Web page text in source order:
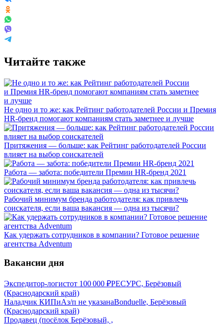
Читайте также
Не одно и то же: как Рейтинг работодателей России и Премия
HR-бренд помогают компаниям стать заметнее и лучше
Притяжения — больше: как Рейтинг работодателей России
влияет на выбор соискателей
Работа — забота: победители Премии HR-бренд 2021
Рабочий минимум бренда работодателя: как привлечь
соискателя, если ваша вакансия — одна из тысячи?
Как удержать сотрудников в компании? Готовое решение
агентства Adventum
Вакансии дня
Экспедитор-логистот 100 000 ₽РЕСУРС, Берёзовый
(Краснодарский край)
Наладчик КИПиАз/п не указанаBonduelle, Берёзовый
(Краснодарский край)
Продавец (посёлок Берёзовый, ,